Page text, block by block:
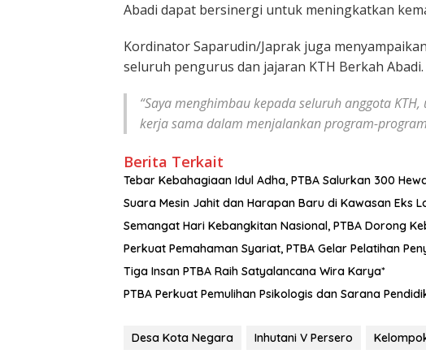
Abadi dapat bersinergi untuk meningkatkan
Kordinator Saparudin/Japrak juga
seluruh pengurus dan jajaran KTH Berkah Abadi.
“Saya menghimbau kepada seluruh anggota
kerja sama dalam menjalankan program-
Berita Terkait
Tebar Kebahagiaan Idul Adha, PTBA Salurkan 300
Suara Mesin Jahit dan Harapan Baru di Kawasan Eks
Semangat Hari Kebangkitan Nasional, PTBA Dorong
Perkuat Pemahaman Syariat, PTBA Gelar Pelatihan
Tiga Insan PTBA Raih Satyalancana Wira Karya*
PTBA Perkuat Pemulihan Psikologis dan Sarana
Desa Kota Negara Inhutani V Persero